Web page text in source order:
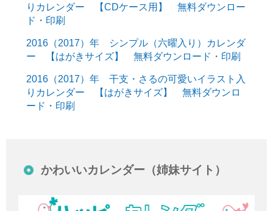
りカレンダー 【CDケース用】 無料ダウンロー
ド・印刷
2016（2017）年 シンプル（六曜入り）カレンダ
ー 【はがきサイズ】 無料ダウンロード・印刷
2016（2017）年 干支・さるの可愛いイラスト入
りカレンダー 【はがきサイズ】 無料ダウンロ
ード・印刷
かわいいカレンダー（姉妹サイト）